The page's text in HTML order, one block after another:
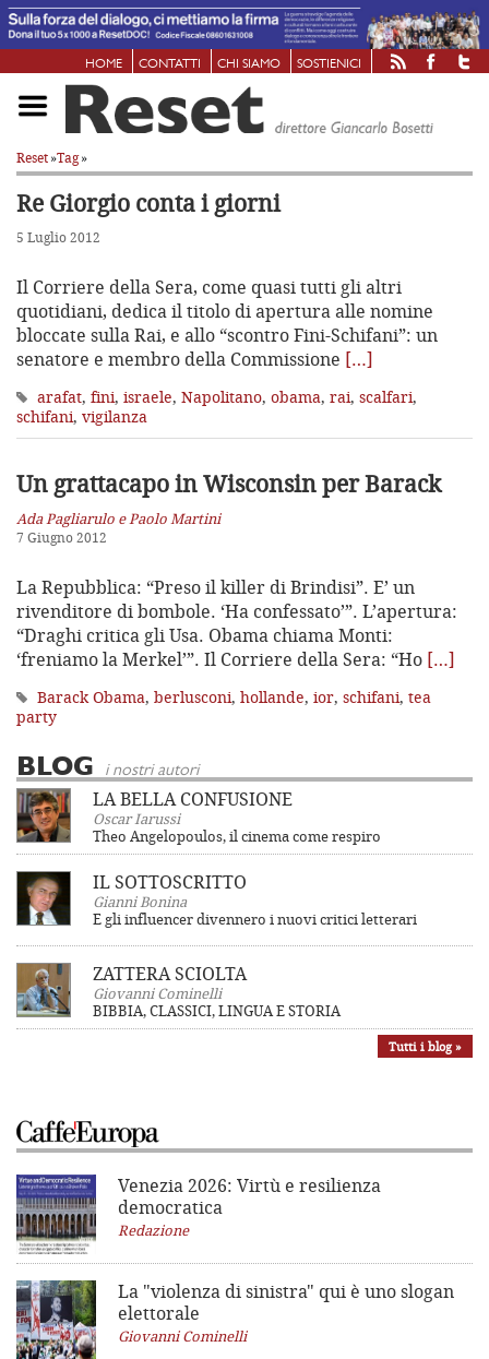
HOME CONTATTI CHI SIAMO SOSTIENICI
Reset»Tag»
Re Giorgio conta i giorni
5 Luglio 2012
Il Corriere della Sera, come quasi tutti gli altri
quotidiani, dedica il titolo di apertura alle nomine
bloccate sulla Rai, e allo “scontro Fini-Schifani”: un
senatore e membro della Commissione […]
arafat, fini, israele, Napolitano, obama, rai, scalfari,
schifani, vigilanza
Un grattacapo in Wisconsin per Barack
Ada Pagliarulo e Paolo Martini
7 Giugno 2012
La Repubblica: “Preso il killer di Brindisi”. E’ un
rivenditore di bombole. ‘Ha confessato’”. L’apertura:
“Draghi critica gli Usa. Obama chiama Monti:
‘freniamo la Merkel’”. Il Corriere della Sera: “Ho […]
Barack Obama, berlusconi, hollande, ior, schifani, tea
party
BLOG i nostri autori
LA BELLA CONFUSIONE
Oscar Iarussi
Theo Angelopoulos, il cinema come respiro
IL SOTTOSCRITTO
Gianni Bonina
E gli influencer divennero i nuovi critici letterari
ZATTERA SCIOLTA
Giovanni Cominelli
BIBBIA, CLASSICI, LINGUA E STORIA
Tutti i blog »
Venezia 2026: Virtù e resilienza
democratica
Redazione
La "violenza di sinistra" qui è uno slogan
elettorale
Giovanni Cominelli